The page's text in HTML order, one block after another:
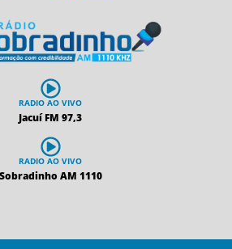
RADIO AO VIVO
Jacuí FM 97,3
RADIO AO VIVO
Sobradinho AM 1110